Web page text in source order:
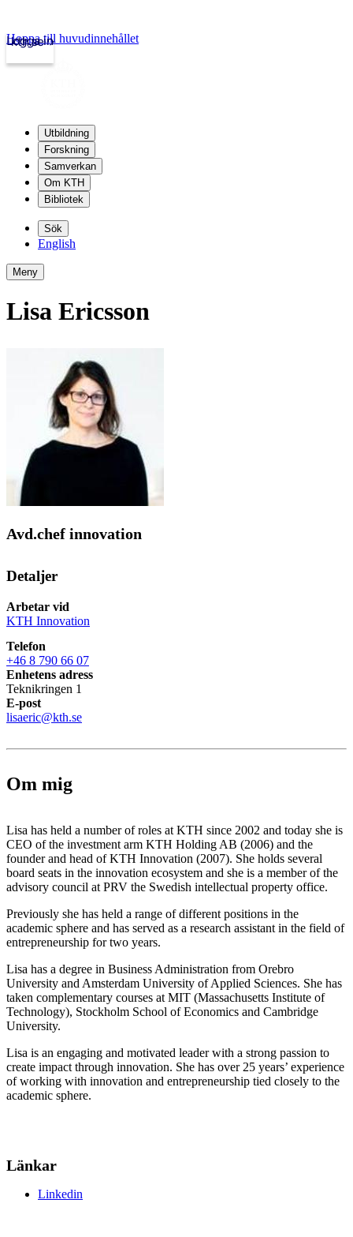
kth.se
Logga in
Hoppa till huvudinnehållet
Utbildning
Forskning
Samverkan
Om KTH
Bibliotek
Sök
English
Meny
Lisa Ericsson
Avd.chef innovation
Detaljer
Arbetar vid
KTH Innovation
Telefon
+46 8 790 66 07
Enhetens adress
Teknikringen 1
E-post
lisaeric@kth.se
Om mig
Lisa has held a number of roles at KTH since 2002 and today she is
CEO of the investment arm KTH Holding AB (2006) and the
founder and head of KTH Innovation (2007). She holds several
board seats in the innovation ecosystem and she is a member of the
advisory council at PRV the Swedish intellectual property office.
Previously she has held a range of different positions in the
academic sphere and has served as a research assistant in the field of
entrepreneurship for two years.
Lisa has a degree in Business Administration from Orebro
University and Amsterdam University of Applied Sciences. She has
taken complementary courses at MIT (Massachusetts Institute of
Technology), Stockholm School of Economics and Cambridge
University.
Lisa is an engaging and motivated leader with a strong passion to
create impact through innovation. She has over 25 years’ experience
of working with innovation and entrepreneurship tied closely to the
academic sphere.
Länkar
Linkedin